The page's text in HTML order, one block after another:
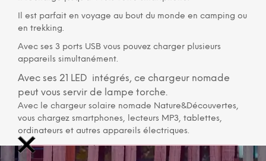
Il est parfait en voyage au bout du monde en camping ou
en trekking.
Avec ses 3 ports USB vous pouvez charger plusieurs
appareils simultanément.
Avec ses 21 LED intégrés, ce chargeur nomade
peut vous servir de lampe torche.
Avec le chargeur solaire nomade Nature&Découvertes,
vous chargez smartphones, lecteurs MP3, tablettes,
ordinateurs et autres appareils électriques.
Il est pratique, écologique et puissant.